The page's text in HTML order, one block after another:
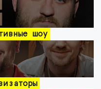
шоу